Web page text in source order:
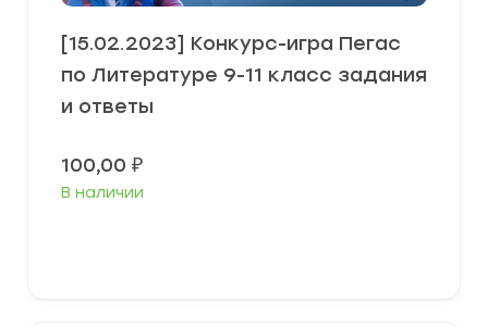
[15.02.2023] Конкурс-игра Пегас
по Литературе 9-11 класс задания
и ответы
100,00 ₽
В наличии